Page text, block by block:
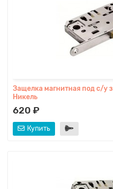
Защелка магнитная под с/у
Никель
620 ₽
Купить